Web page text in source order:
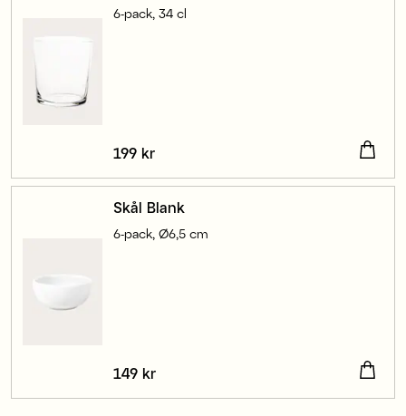
6-pack, 34 cl
Pris :199 kr
199 kr
Skål Blank
6-pack, Ø6,5 cm
Pris :149 kr
149 kr